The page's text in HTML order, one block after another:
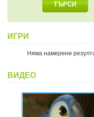
ТЪРСИ
ИГРИ
Няма намерени
ВИДЕО